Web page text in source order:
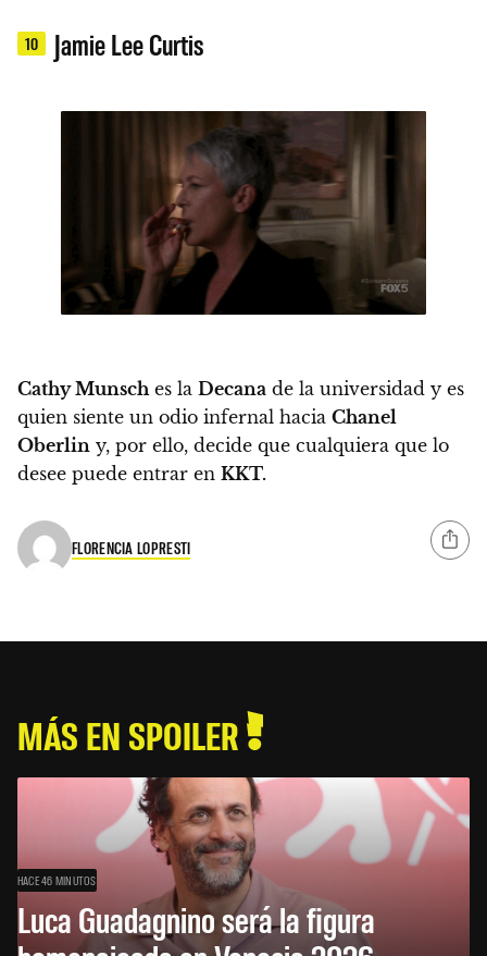
10 Jamie Lee Curtis
Cathy Munsch es la Decana de la universidad y es
quien siente un odio infernal hacia Chanel
Oberlin y, por ello, decide que cualquiera que lo
desee puede entrar en KKT.
FLORENCIA LOPRESTI
MÁS EN SPOILER
HACE 46 MINUTOS
Luca Guadagnino será la figura